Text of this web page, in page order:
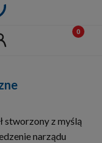
stworzony z myślą
narządu